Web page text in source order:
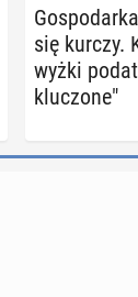
się kurczy.
wyż­ki
klu­czo­ne"